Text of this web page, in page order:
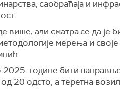
саобраћаја и
више, али сматра се да је
мерења и
2025. године бити
од 20 одсто, атеретна